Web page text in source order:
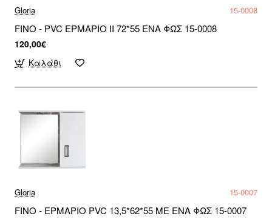
Gloria 15-0008
FINO - PVC ΕΡΜΑΡΙΟ ΙΙ 72*55 ENA ΦΩΣ 15-0008
120,00€
Καλάθι
Gloria 15-0007
FINO - ΕΡΜΑΡΙΟ PVC 13,5*62*55 ΜΕ ΕΝΑ ΦΩΣ 15-0007